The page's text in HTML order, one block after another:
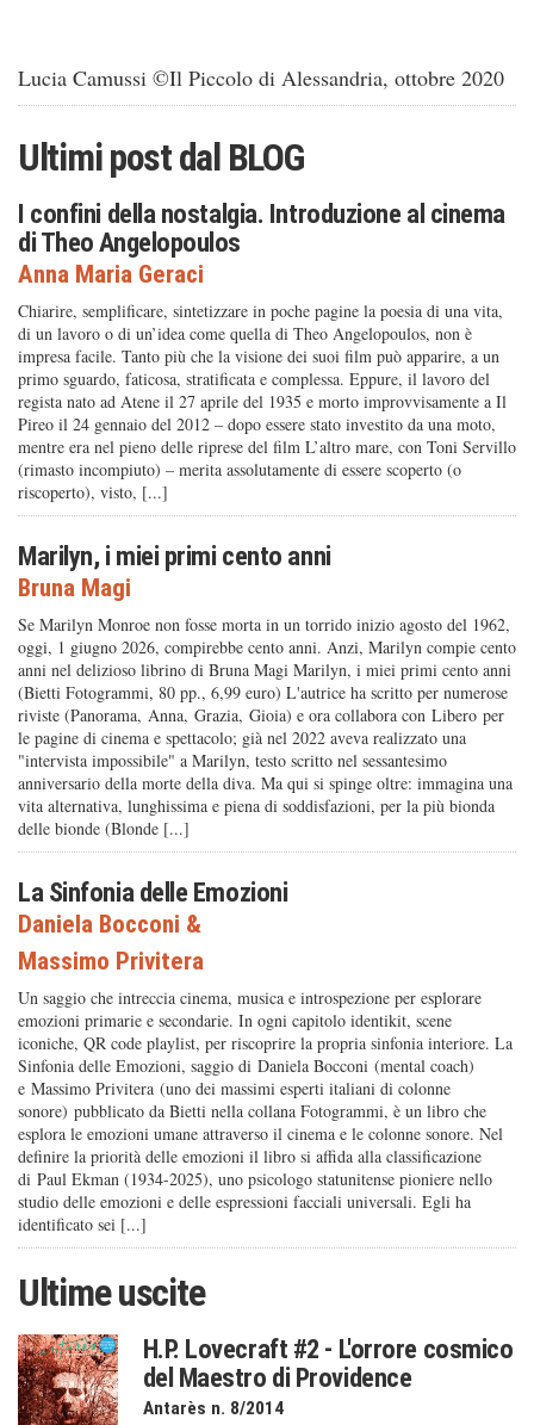
Lucia Camussi ©Il Piccolo di Alessandria, ottobre 2020
Ultimi post dalBLOG
I confini della nostalgia. Introduzione al cinema
di Theo Angelopoulos
Anna Maria Geraci
Chiarire, semplificare, sintetizzare in poche pagine la poesia di una vita,
di un lavoro o di un’idea come quella di Theo Angelopoulos, non è
impresa facile. Tanto più che la visione dei suoi film può apparire, a un
primo sguardo, faticosa, stratificata e complessa. Eppure, il lavoro del
regista nato ad Atene il 27 aprile del 1935 e morto improvvisamente a Il
Pireo il 24 gennaio del 2012 – dopo essere stato investito da una moto,
mentre era nel pieno delle riprese del film L’altro mare, con Toni Servillo
(rimasto incompiuto) – merita assolutamente di essere scoperto (o
riscoperto), visto, [...]
Marilyn, i miei primi cento anni
Bruna Magi
Se Marilyn Monroe non fosse morta in un torrido inizio agosto del 1962,
oggi, 1 giugno 2026, compirebbe cento anni. Anzi, Marilyn compie cento
anni nel delizioso librino di Bruna Magi Marilyn, i miei primi cento anni
(Bietti Fotogrammi, 80 pp., 6,99 euro) L'autrice ha scritto per numerose
riviste (Panorama, Anna, Grazia, Gioia) e ora collabora con Libero per
le pagine di cinema e spettacolo; già nel 2022 aveva realizzato una
"intervista impossibile" a Marilyn, testo scritto nel sessantesimo
anniversario della morte della diva. Ma qui si spinge oltre: immagina una
vita alternativa, lunghissima e piena di soddisfazioni, per la più bionda
delle bionde (Blonde [...]
La Sinfonia delle Emozioni
Daniela Bocconi &
Massimo Privitera
Un saggio che intreccia cinema, musica e introspezione per esplorare
emozioni primarie e secondarie. In ogni capitolo identikit, scene
iconiche, QR code playlist, per riscoprire la propria sinfonia interiore. La
Sinfonia delle Emozioni, saggio di Daniela Bocconi (mental coach)
e Massimo Privitera (uno dei massimi esperti italiani di colonne
sonore) pubblicato da Bietti nella collana Fotogrammi, è un libro che
esplora le emozioni umane attraverso il cinema e le colonne sonore. Nel
definire la priorità delle emozioni il libro si affida alla classificazione
di Paul Ekman (1934-2025), uno psicologo statunitense pioniere nello
studio delle emozioni e delle espressioni facciali universali. Egli ha
identificato sei [...]
Ultime uscite
H.P. Lovecraft #2 - L'orrore cosmico
del Maestro di Providence
Antarès n. 8/2014